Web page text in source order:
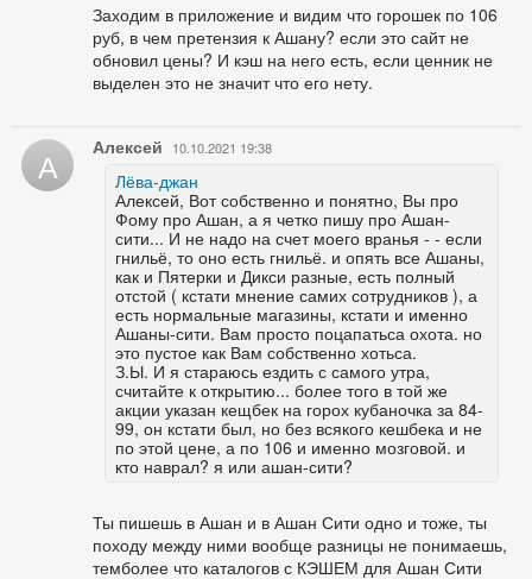
Заходим в приложение и видим что горошек по 106
руб, в чем претензия к Ашану? если это сайт не
обновил цены? И кэш на него есть, если ценник не
выделен это не значит что его нету.
А Алексей 10.10.2021 19:38
Лёва-джан
Алексей, Вот собственно и понятно, Вы про
Фому про Ашан, а я четко пишу про Ашан-
сити... И не надо на счет моего вранья - - если
гнильё, то оно есть гнильё. и опять все Ашаны,
как и Пятерки и Дикси разные, есть полный
отстой ( кстати мнение самих сотрудников ), а
есть нормальные магазины, кстати и именно
Ашаны-сити. Вам просто поцапатьса охота. но
это пустое как Вам собственно хотьса.
З.Ы. И я стараюсь ездить с самого утра,
считайте к открытию... более того в той же
акции указан кещбек на горох кубаночка за 84-
99, он кстати был, но без всякого кешбека и не
по этой цене, а по 106 и именно мозговой. и
кто наврал? я или ашан-сити?
Ты пишешь в Ашан и в Ашан Сити одно и тоже, ты
походу между ними вообще разницы не понимаешь,
темболее что каталогов с КЭШЕМ для Ашан Сити